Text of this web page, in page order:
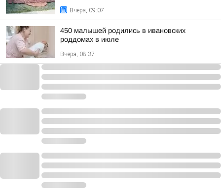
Вчера, 09:07
450 малышей родились в ивановских
роддомах в июле
Вчера, 08:37